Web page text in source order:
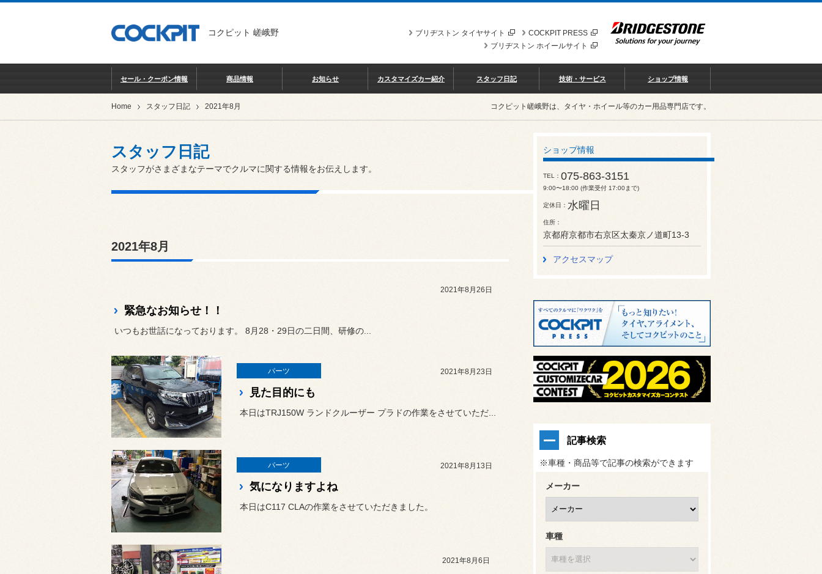
コクピット 嵯峨野 COCKPIT PRESS
ブリヂストン タイヤサイト
ブリヂストン ホイールサイト
セール・クーポン情報 商品情報 お知らせ カスタマイズカー紹介 スタッフ日記 技術・サービス ショップ情報
Home スタッフ日記 2021年8月 コクピット嵯峨野は、タイヤ・ホイール等のカー用品専門店です。
スタッフ日記
スタッフがさまざまなテーマでクルマに関する情報をお伝えします。
2021年8月
2021年8月26日
緊急なお知らせ！！
いつもお世話になっております。 8月28・29日の二日間、研修の...
パーツ 2021年8月23日
見た目的にも
本日はTRJ150W ランドクルーザー プラドの作業をさせていただ...
パーツ 2021年8月13日
気になりますよね
本日はC117 CLAの作業をさせていただきました。
2021年8月6日
ショップ情報
TEL 075-863-3151
9:00〜18:00 (作業受付 17:00まで)
定休日 水曜日
住所
京都府京都市右京区太秦京ノ道町13-3
アクセスマップ
記事検索
※車種・商品等で記事の検索ができます
メーカー
車種